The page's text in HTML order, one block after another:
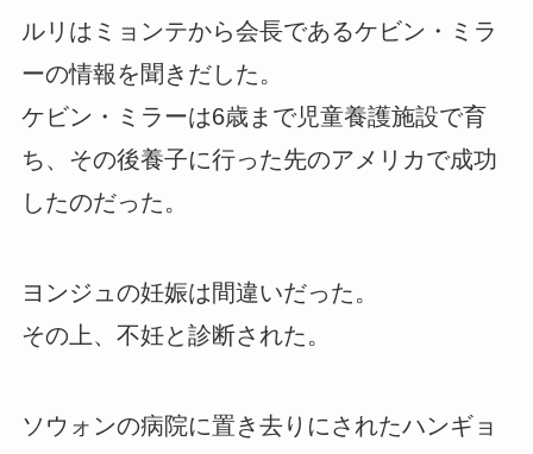
ルリはミョンテから会長であるケビン・ミラ
ーの情報を聞きだした。
ケビン・ミラーは6歳まで児童養護施設で育
ち、その後養子に行った先のアメリカで成功
したのだった。
ヨンジュの妊娠は間違いだった。
その上、不妊と診断された。
ソウォンの病院に置き去りにされたハンギョ